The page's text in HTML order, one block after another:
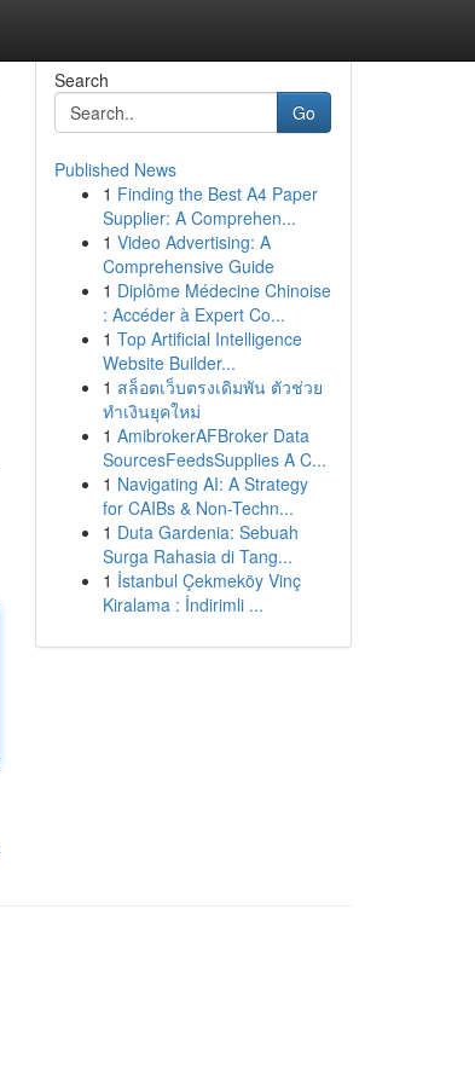
Search
Go
Published News
1 Finding the Best A4 Paper
Supplier: A Comprehen...
1 Video Advertising: A
Comprehensive Guide
1 Diplôme Médecine Chinoise
: Accéder à Expert Co...
1 Top Artificial Intelligence
Website Builder...
1 สล็อตเว็บตรงเดิมพัน ตัวช่วย
ทำเงินยุคใหม่
1 AmibrokerAFBroker Data
SourcesFeedsSupplies A C...
1 Navigating AI: A Strategy
for CAIBs & Non-Techn...
1 Duta Gardenia: Sebuah
Surga Rahasia di Tang...
1 İstanbul Çekmeköy Vinç
Kiralama : İndirimli ...